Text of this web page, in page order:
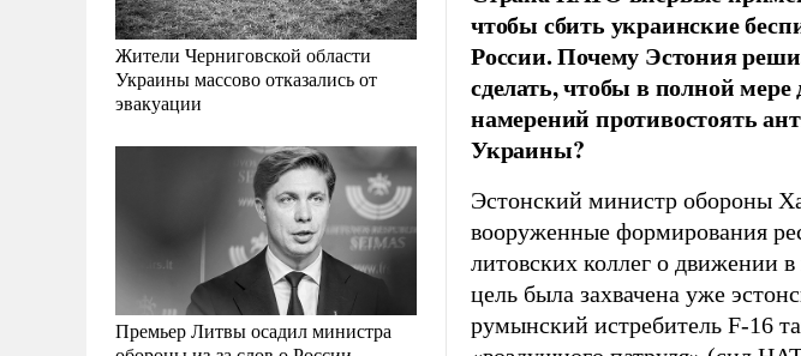
Жители Черниговской области
Украины массово отказались от
эвакуации
Премьер Литвы осадил министра
чтобы сбить украинские
России. Почему Эстония
сделать, чтобы в полной мере
намерений противостоять
Украины?
Эстонский министр обороны
вооруженные формирования
литовских коллег о движении
цель была захвачена уже
румынский истребитель F-16